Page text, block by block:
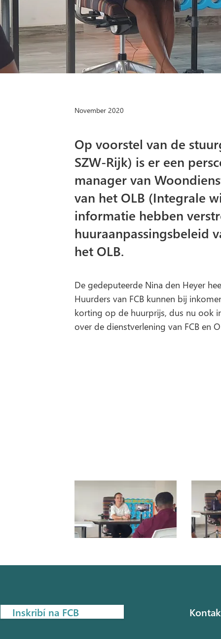
November 2020
Op voorstel van de
SZW-Rijk) is er een
manager van
van het OLB (Integrale
informatie hebben
huuraanpassingsbeleid
het OLB.
De gedeputeerde Nina den Heyer
Huurders van FCB kunnen bij
korting op de huurprijs, dus nu ook
over de dienstverlening van FCB en
Inskribí na FCB